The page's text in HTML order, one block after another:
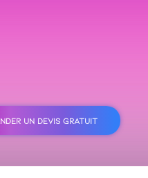
UN DEVIS GRATUIT